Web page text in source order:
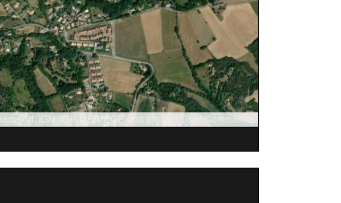
IGN, IGP, UPR-EGP, and the GIS User Community